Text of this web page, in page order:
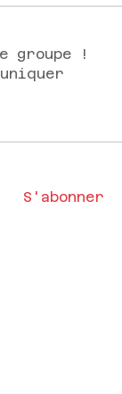
groupe !
S'abonner